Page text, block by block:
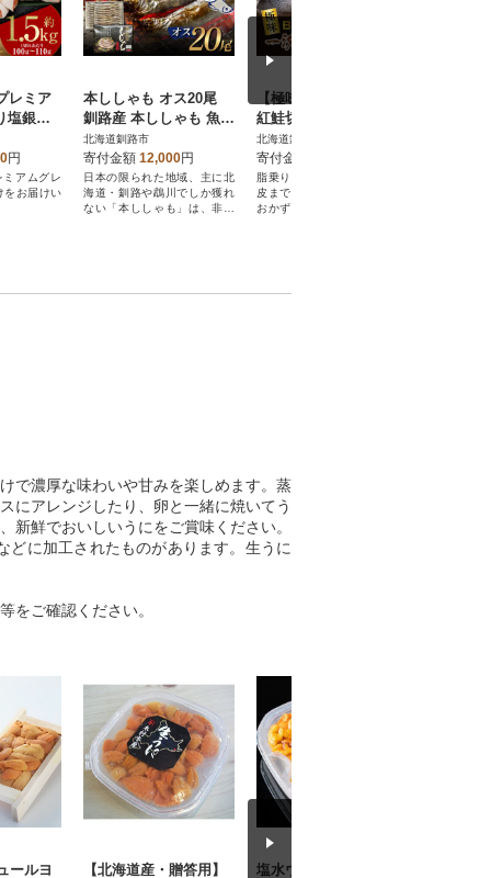
レミア
塩銀鮭
円
アムグレ
をお届けい
本ししゃも オス20尾
釧路産 本ししゃも 魚
ししゃも 魚好きのオス
魚介 F4F-8867
北海道釧路市
寄付金額 12,000円
日本の限られた地域、主に北
海道・釧路や鵡川でしか獲れ
ない「本ししゃも」は、非常
【極味】BIgサイズ一汐
紅鮭切り身(厚切り)2切
入真空×5袋 サケ 鮭 F4
F-7957
北海道釧路市
寄付金額
脂乗りが絶妙で天然物だから
皮までおいしい紅鮭をご飯の
おかず、酒の肴にご家族皆様
で濃厚な味わいや甘みを楽しめます。蒸
にアレンジしたり、卵と一緒に焼いてう
鮮でおいしいうにをご賞味ください。
どに加工されたものがあります。生うに
をご確認ください。
ールヨ 【北海道産・贈答用】 塩水ウニ100gボイルタ